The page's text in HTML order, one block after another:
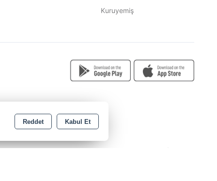
Kuruyemiş
Reddet Kabul Et